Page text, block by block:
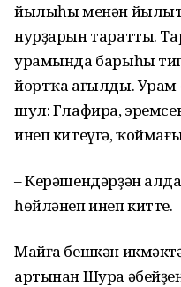
йылыһы менән
нурҙарын таратты.
урамында барыһы
йортҡа ағылды. Урам
шул: Глафира,
инеп китеүгә,
– Керәшендәрҙән
һөйләнеп инеп китте.
Майға бешкән
артынан Шура